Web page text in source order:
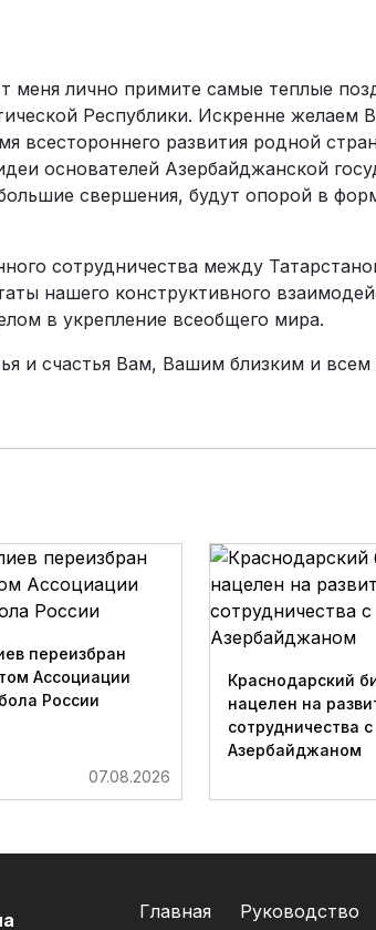
меня лично примите самые теплые
Республики. Искренне желаем
всестороннего развития родной
основателей Азербайджанской
свершения, будут опорой в
сотрудничества между
нашего конструктивного
в укрепление всеобщего мира.
и счастья Вам, Вашим близким и
переизбран
Ассоциации
России
07.08.2026
Краснодарский
нацелен на
сотрудничества с
Азербайджаном
Главная Руководство